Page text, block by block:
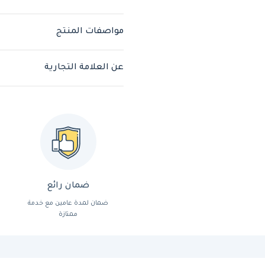
مواصفات المنتج
عن العلامة التجارية
ضمان رائع
ضمان لمدة عامين مع خدمة
ممتازة